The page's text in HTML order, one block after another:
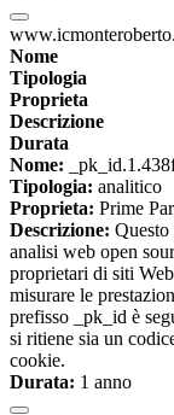
Nome
Tipologia
Proprieta
Descrizione
Durata
Nome:
Tipologia: analitico
Proprieta: Prime
Descrizione: Questo
analisi web open
proprietari di siti
misurare le
prefisso _pk_id è
si ritiene sia un
cookie.
Durata: 1 anno